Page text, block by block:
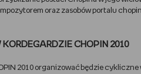
oraz zasobów portalu
CHOPIN 2010
2010 organizować będzie